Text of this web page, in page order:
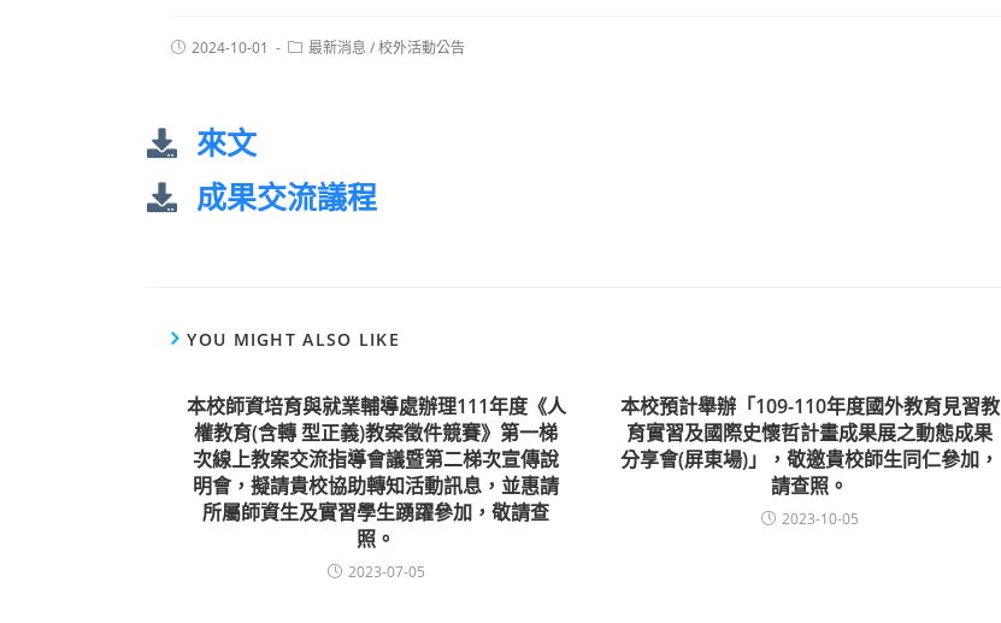
2024-10-01 最新消息 /校外活動公告
來文
成果交流議程
YOU MIGHT ALSO LIKE
本校師資培育與就業輔導處辦理111年度《人
權教育(含轉 型正義)教案徵件競賽》第一梯
次線上教案交流指導會議暨第二梯次宣傳說
明會，擬請貴校協助轉知活動訊息，並惠請
所屬師資生及實習學生踴躍參加，敬請查
照。
2023-07-05
本校預計舉辦「109-110年度國外教育見習教
育實習及國際史懷哲計畫成果展之動態成果
分享會(屏東場)」，敬邀貴校師生同仁參加，
請查照。
2023-10-05